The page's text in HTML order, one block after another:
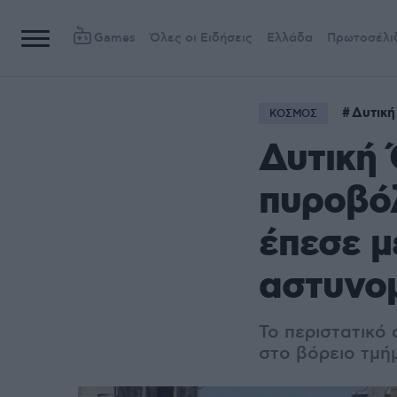
Games Όλες οι Ειδήσεις Ελλάδα
ΚΟΣΜΟΣ
Δυτική
έπεσε
Το
στο βόρειο